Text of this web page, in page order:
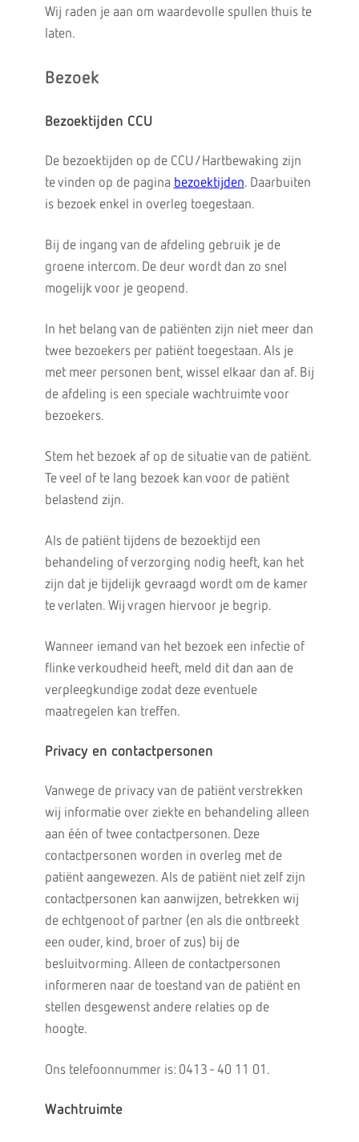
Wij raden je aan om waardevolle spullen thuis te
laten.
Bezoek
Bezoektijden CCU
De bezoektijden op de CCU/Hartbewaking zijn
te vinden op de pagina bezoektijden. Daarbuiten
is bezoek enkel in overleg toegestaan.
Bij de ingang van de afdeling gebruik je de
groene intercom. De deur wordt dan zo snel
mogelijk voor je geopend.
In het belang van de patiënten zijn niet meer dan
twee bezoekers per patiënt toegestaan. Als je
met meer personen bent, wissel elkaar dan af. Bij
de afdeling is een speciale wachtruimte voor
bezoekers.
Stem het bezoek af op de situatie van de patiënt.
Te veel of te lang bezoek kan voor de patiënt
belastend zijn.
Als de patiënt tijdens de bezoektijd een
behandeling of verzorging nodig heeft, kan het
zijn dat je tijdelijk gevraagd wordt om de kamer
te verlaten. Wij vragen hiervoor je begrip.
Wanneer iemand van het bezoek een infectie of
flinke verkoudheid heeft, meld dit dan aan de
verpleegkundige zodat deze eventuele
maatregelen kan treffen.
Privacy en contactpersonen
Vanwege de privacy van de patiënt verstrekken
wij informatie over ziekte en behandeling alleen
aan één of twee contactpersonen. Deze
contactpersonen worden in overleg met de
patiënt aangewezen. Als de patiënt niet zelf zijn
contactpersonen kan aanwijzen, betrekken wij
de echtgenoot of partner (en als die ontbreekt
een ouder, kind, broer of zus) bij de
besluitvorming. Alleen de contactpersonen
informeren naar de toestand van de patiënt en
stellen desgewenst andere relaties op de
hoogte.
Ons telefoonnummer is: 0413 - 40 11 01.
Wachtruimte